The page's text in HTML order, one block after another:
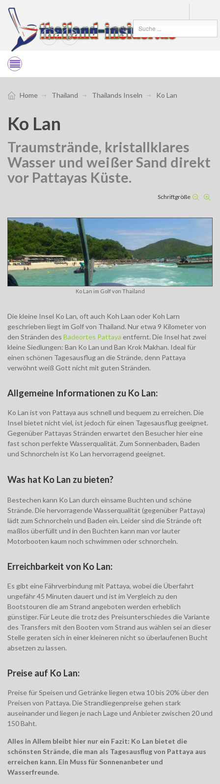
Suchen
Home Thailand Thailands Inseln Ko Lan
Ko Lan
Traumstrände, kristallklares
Wasser und weißer Sand direkt
vor Pattayas Küste.
Schriftgröße
Ko Lan im Golf von Thailand
Die kleine Insel Ko Lan, oft auch Koh Laan oder Koh Larn
geschrieben liegt im Golf von Thailand. Nur etwa 9 Kilometer von
den Stränden des Badeortes Pattaya entfernt. Die Insel hat zwei
kleine Siedlungen: Ban Ko Lan und Ban Krok Makhan. Ideal für
einen schönen Tagesausflug an die Strände, denn Pattaya
verwöhnt weiß Gott nicht mit guten Stränden.
Allgemeine Informationen zu Ko Lan:
Ko Lan ist von Pattaya aus schnell und bequem zu erreichen. Die
Insel bietet nicht viel, ist jedoch für einen Tagesausflug geeignet.
Gegenüber Pattayas Stränden erwartet den Besucher hier eine
fast schon perfekte Wasserqualität. Zum Sonnenbaden, Baden
und Schnorcheln ist Ko Lan hervorragend geeignet.
Was hat Ko Lan zu bieten?
Bestechen kann Ko Lan durch einsame Buchten und schöne
Strände. Die hervorragende Wasserqualität (gegenüber Pattaya)
lädt zum Schnorcheln und Baden ein. Leider sind die Strände oft
maßlos überfüllt und in den Buchten kann man vor lauter
Motorbooten kaum noch schwimmen oder schnorcheln.
Erreichbarkeit von Ko Lan:
Es gibt eine Fährverbindung mit Pattaya, wobei die Überfahrt
ungefähr 45 Minuten dauert und ist im Vergleich zu den
Bootstouren die am Strand angeboten werden erheblich
günstiger. Für Leute die trotz des Preisunterschiedes die Variante
des Transfers mit den Booten vom Strand aus wählen sei an dieser
Stelle geraten sich in einer kleineren nicht so überlaufenen Bucht
absetzen zu lassen.
Preise auf Ko Lan:
Preise für Speisen und Getränke liegen etwa 10 bis 20% über den
Preisen von Pattaya. Die Strandliegenpreise gehen stark
auseinander und liegen je nach Lage und Anbieter zwischen 20 und
150 Baht.
Alles in Allem bleibt hier nur ein Fazit: Ko Lan bietet die
schönsten Strände, die man als Tagesausflug von Pattaya aus
erreichen kann. Ein Muss für Sonnenanbeter und
Wasserfreunde.